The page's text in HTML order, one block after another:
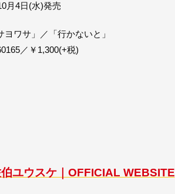
月4日(水)発売
ヨワサ」／「行かないと」
／￥1,300(+税)
ユウスケ｜OFFICIAL WEBSITE